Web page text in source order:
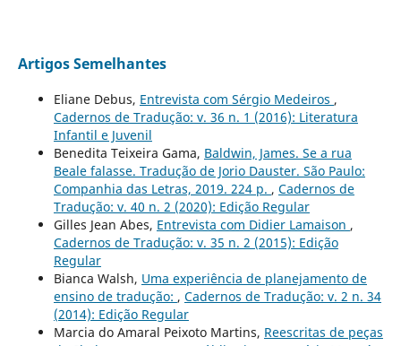
Artigos Semelhantes
Eliane Debus, Entrevista com Sérgio Medeiros ,
Cadernos de Tradução: v. 36 n. 1 (2016): Literatura
Infantil e Juvenil
Benedita Teixeira Gama, Baldwin, James. Se a rua
Beale falasse. Tradução de Jorio Dauster. São Paulo:
Companhia das Letras, 2019. 224 p. , Cadernos de
Tradução: v. 40 n. 2 (2020): Edição Regular
Gilles Jean Abes, Entrevista com Didier Lamaison ,
Cadernos de Tradução: v. 35 n. 2 (2015): Edição
Regular
Bianca Walsh, Uma experiência de planejamento de
ensino de tradução: , Cadernos de Tradução: v. 2 n. 34
(2014): Edição Regular
Marcia do Amaral Peixoto Martins, Reescritas de peças